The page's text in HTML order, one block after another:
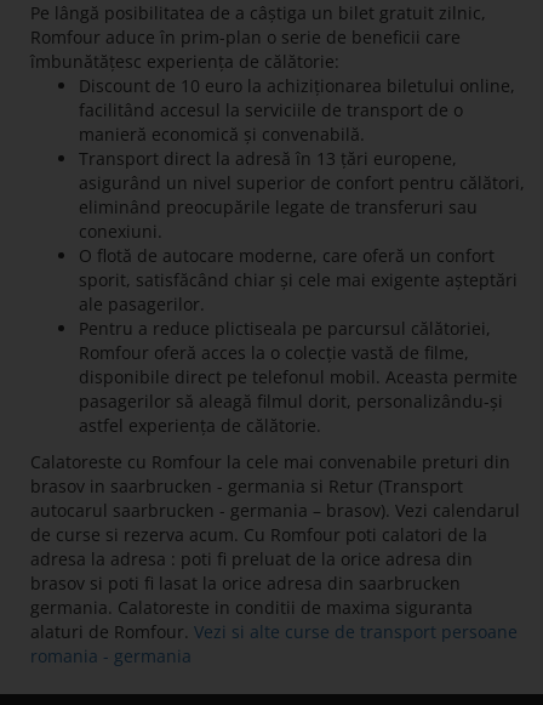
Pe lângă posibilitatea de a câștiga un bilet gratuit zilnic,
Romfour aduce în prim-plan o serie de beneficii care
îmbunătățesc experiența de călătorie:
Discount de 10 euro la achiziționarea biletului online,
facilitând accesul la serviciile de transport de o
manieră economică și convenabilă.
Transport direct la adresă în 13 țări europene,
asigurând un nivel superior de confort pentru călători,
eliminând preocupările legate de transferuri sau
conexiuni.
O flotă de autocare moderne, care oferă un confort
sporit, satisfăcând chiar și cele mai exigente așteptări
ale pasagerilor.
Pentru a reduce plictiseala pe parcursul călătoriei,
Romfour oferă acces la o colecție vastă de filme,
disponibile direct pe telefonul mobil. Aceasta permite
pasagerilor să aleagă filmul dorit, personalizându-și
astfel experiența de călătorie.
Calatoreste cu Romfour la cele mai convenabile preturi din
brasov in saarbrucken - germania si Retur (Transport
autocarul saarbrucken - germania – brasov). Vezi calendarul
de curse si rezerva acum. Cu Romfour poti calatori de la
adresa la adresa : poti fi preluat de la orice adresa din
brasov si poti fi lasat la orice adresa din saarbrucken
germania. Calatoreste in conditii de maxima siguranta
alaturi de Romfour. Vezi si alte curse de transport persoane
romania - germania